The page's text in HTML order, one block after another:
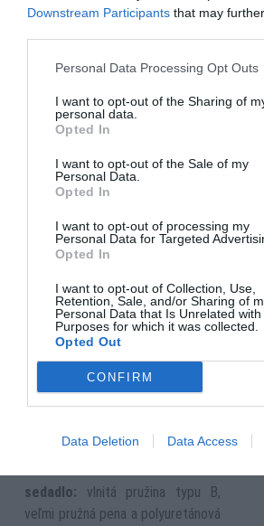
Downstream Participants that may
Personal Data Processing Opt Outs
I want to opt-out of the Sharing of
personal data.
Opted In
I want to opt-out of the Sale of my
Personal Data.
Opted In
I want to opt-out of processing my
Personal Data for Targeted
Opted In
I want to opt-out of Collection, Use,
Retention, Sale, and/or Sharing of
Personal Data that Is Unrelated
Purposes for which it was collected.
Opted Out
CONFIRM
Data Deletion Data Access
sed s rozkladom na spanie sed s
Látkové kreslo Legend
Vonkajší rozmer:71(š)x45(v)x50(h) cm
prevedenie v kvalitnej látke alebo
sedačku je možnosť vyskladať z
výber farby nôh
sedadlo: vlnitá pružina typu B,
veľmi pružná pena a polyuretánová